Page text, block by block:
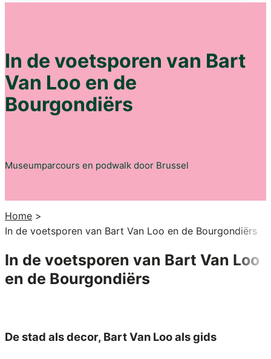
In de voetsporen van Bart
Van Loo en de
Bourgondiërs
Museumparcours en podwalk door Brussel
Home >
In de voetsporen van Bart Van Loo en de Bourgondiërs
In de voetsporen van Bart Van Loo
en de Bourgondiërs
De stad als decor, Bart Van Loo als gids